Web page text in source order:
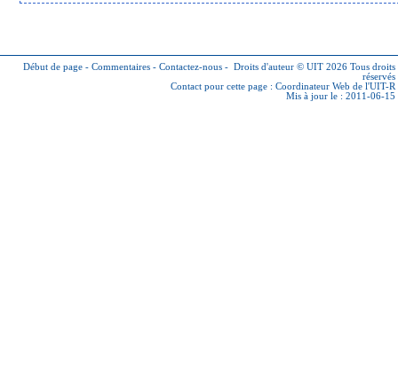
Début de page - Commentaires - Contactez-nous - Droits d'auteur © UIT 2026 Tous droits
réservés
Contact pour cette page : Coordinateur Web de l'UIT-R
Mis à jour le : 2011-06-15